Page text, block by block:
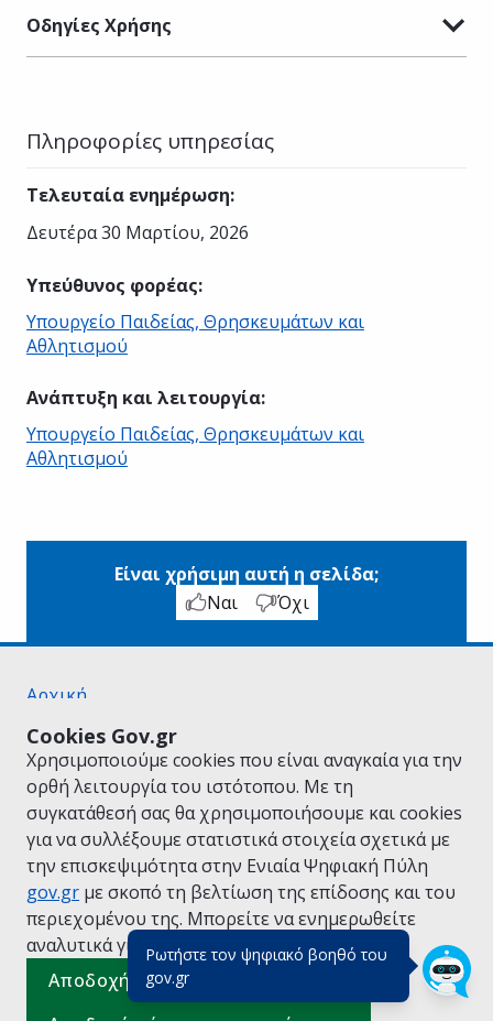
Ρωτήστε τον ψηφιακό βοηθό του
gov.gr(πάτησε για κλείσιμο)
Cookies Gov.gr
Χρησιμοποιούμε cookies που είναι αναγκαία για την
ορθή λειτουργία του ιστότοπου. Με τη
συγκατάθεσή σας θα χρησιμοποιήσουμε και cookies
για να συλλέξουμε στατιστικά στοιχεία σχετικά με
την επισκεψιμότητα στην Ενιαία Ψηφιακή Πύλη
gov.gr με σκοπό τη βελτίωση της επίδοσης και του
περιεχομένου της. Μπορείτε να ενημερωθείτε
αναλυτικά για την Πολιτική Cookies.
Αποδοχή όλων
Οδηγίες Χρήσης
Πληροφορίες υπηρεσίας
Τελευταία ενημέρωση:
Δευτέρα 30 Μαρτίου, 2026
Υπεύθυνος φορέας:
Υπουργείο Παιδείας, Θρησκευμάτων και
Αθλητισμού
Ανάπτυξη και λειτουργία:
Υπουργείο Παιδείας, Θρησκευμάτων και
Αθλητισμού
Είναι χρήσιμη αυτή η σελίδα;
Ναι
Όχι
Αρχική
Όροι Χρήσης
Πολιτική Απορρήτου
Δήλωση προσβασιμότητας
Πολιτική cookies
Προτάσεις για το gov.gr
Υλοποίηση από το Υπουργείο Ψηφιακής
Διακυβέρνησης
Ελληνικά |Αγγλικά